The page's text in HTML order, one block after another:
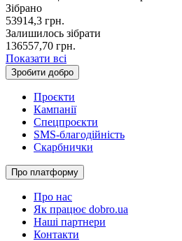
Зібрано
53914,3 грн.
Залишилось зібрати
136557,70 грн.
Показати всі
Зробити добро
Проєкти
Кампанії
Спецпроєкти
SMS-благодійність
Скарбнички
Про платформу
Про нас
Як працює dobro.ua
Наші партнери
Контакти